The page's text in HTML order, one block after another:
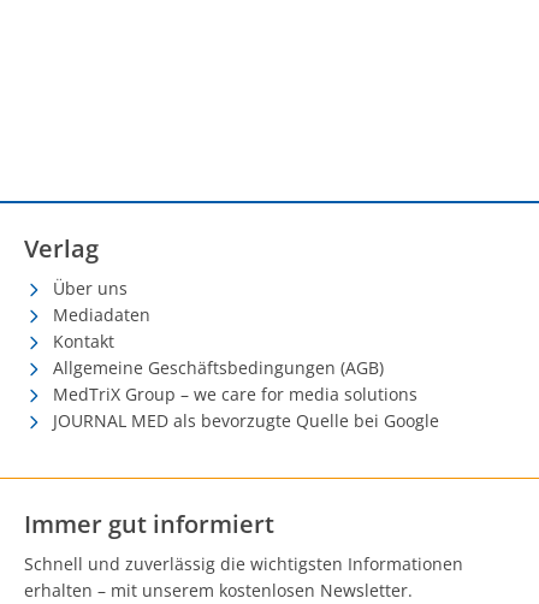
Verlag
Über uns
Mediadaten
Kontakt
Allgemeine Geschäftsbedingungen (AGB)
MedTriX Group – we care for media solutions
JOURNAL MED als bevorzugte Quelle bei Google
Immer gut informiert
Schnell und zuverlässig die wichtigsten Informationen
erhalten – mit unserem kostenlosen Newsletter.